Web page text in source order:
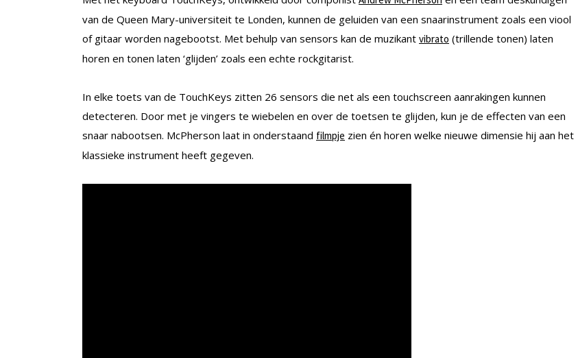
van de Queen Mary-universiteit te Londen, kunnen de geluiden van een snaarinstrument zoals een viool
of gitaar worden nagebootst. Met behulp van sensors kan de muzikant vibrato (trillende tonen) laten
horen en tonen laten ‘glijden’ zoals een echte rockgitarist.
In elke toets van de TouchKeys zitten 26 sensors die net als een touchscreen aanrakingen kunnen
detecteren. Door met je vingers te wiebelen en over de toetsen te glijden, kun je de effecten van een
snaar nabootsen. McPherson laat in onderstaand filmpje zien én horen welke nieuwe dimensie hij aan het
klassieke instrument heeft gegeven.